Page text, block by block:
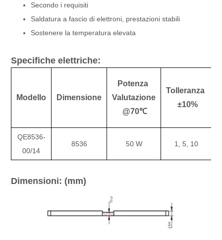
Secondo i requisiti
Saldatura a fascio di elettroni, prestazioni stabili
Sostenere la temperatura elevata
Specifiche elettriche:
Modello Dimensione
Potenza
Valutazione
@70℃
Tolleranza
±10%
QE8536-
00/14
8536 50 W 1, 5, 10
Dimensioni: (mm)